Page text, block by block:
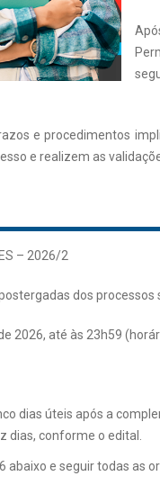
e procedimentos
e realizem as
– 2026/2
dos
2026, até às 23h59
dias úteis após a
dias, conforme o edital.
e seguir todas as